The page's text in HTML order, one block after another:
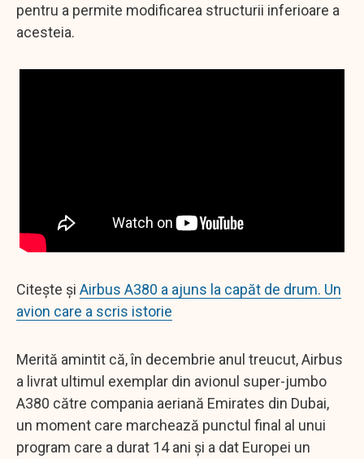
pentru a permite modificarea structurii inferioare a
acesteia.
Citește și Airbus A380 a ajuns la capăt de drum. Un
avion care a scris istorie
Merită amintit că, în decembrie anul treucut, Airbus
a livrat ultimul exemplar din avionul super-jumbo
A380 către compania aeriană Emirates din Dubai,
un moment care marchează punctul final al unui
program care a durat 14 ani şi a dat Europei un